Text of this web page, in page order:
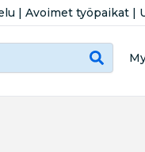
| Avoimet työpaikat |